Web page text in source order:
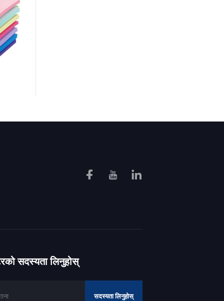
सदस्यता लिनुहोस्
सदस्यता लिनुहोस्